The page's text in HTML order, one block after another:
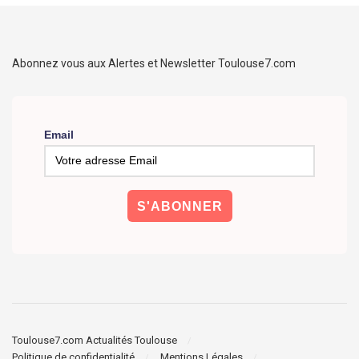
Abonnez vous aux Alertes et Newsletter Toulouse7.com
Email
Toulouse7.com Actualités Toulouse